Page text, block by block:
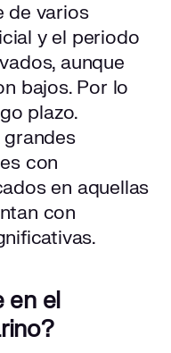
de varios
y el periodo
aunque
bajos. Por lo
plazo.
grandes
con
en aquellas
con
en el